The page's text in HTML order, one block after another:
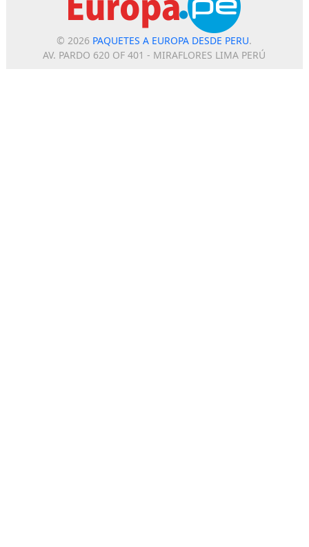
© 2026 PAQUETES A EUROPA DESDE PERU.
AV. PARDO 620 OF 401 - MIRAFLORES LIMA PERÚ